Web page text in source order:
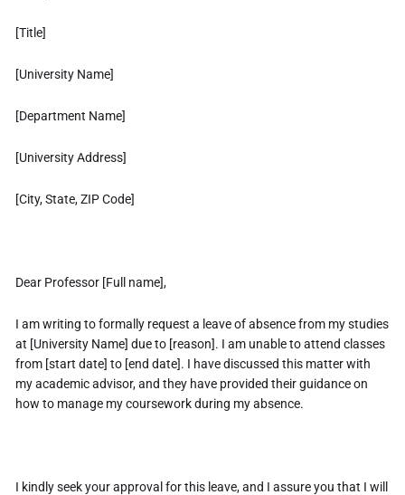
[Title]
[University Name]
[Department Name]
[University Address]
[City, State, ZIP Code]
Dear Professor [Full name],
I am writing to formally request a leave of absence from my studies
at [University Name] due to [reason]. I am unable to attend classes
from [start date] to [end date]. I have discussed this matter with
my academic advisor, and they have provided their guidance on
how to manage my coursework during my absence.
I kindly seek your approval for this leave, and I assure you that I will